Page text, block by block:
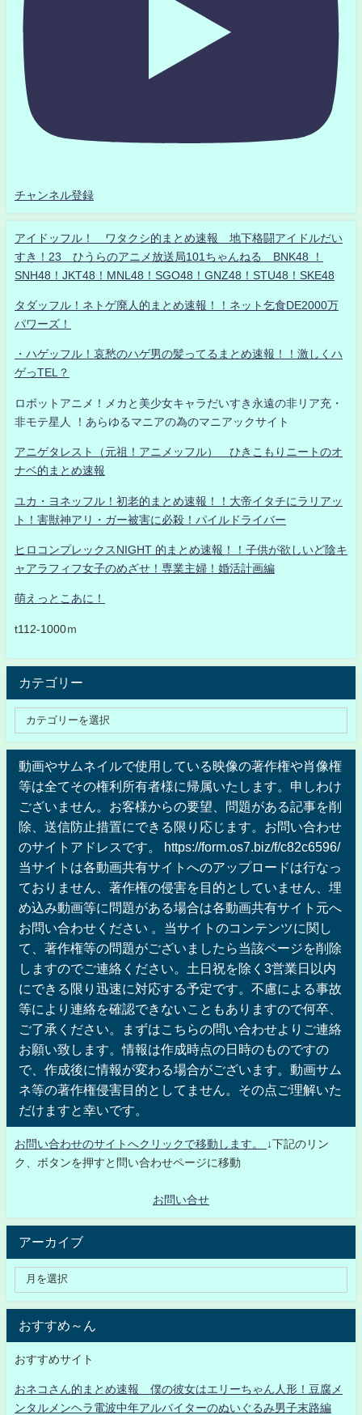
チャンネル登録
アイドッフル！ ワタクシ的まとめ速報 地下格闘アイドルだい
すき！23 ひうらのアニメ放送局101ちゃんねる BNK48 ！
SNH48！JKT48！MNL48！SGO48！GNZ48！STU48！SKE48
タダッフル！ネトゲ廃人的まとめ速報！！ネット乞食DE2000万
パワーズ！
・ハゲッフル！哀愁のハゲ男の髪ってるまとめ速報！！激しくハ
ゲっTEL？
ロボットアニメ！メカと美少女キャラだいすき永遠の非リア充・
非モテ星人 ！あらゆるマニアの為のマニアックサイト
アニゲタレスト（元祖！アニメッフル） ひきこもりニートのオ
ナベ的まとめ速報
ユカ・ヨネッフル！初老的まとめ速報！！大帝イタチにラリアッ
ト！害獣神アリ・ガー被害に必殺！パイルドライバー
ヒロコンプレックスNIGHT 的まとめ速報！！子供が欲しいど陰キ
ャアラフィフ女子のめざせ！専業主婦！婚活計画編
萌えっとこあに！
t112-1000ｍ
カテゴリー
動画やサムネイルで使用している映像の著作権や肖像権
等は全てその権利所有者様に帰属いたします。申しわけ
ございません。お客様からの要望、問題がある記事を削
除、送信防止措置にできる限り応じます。お問い合わせ
のサイトアドレスです。 https://form.os7.biz/f/c82c6596/
当サイトは各動画共有サイトへのアップロードは行なっ
ておりません、著作権の侵害を目的としていません、埋
め込み動画等に問題がある場合は各動画共有サイト元へ
お問い合わせください 。当サイトのコンテンツに関し
て、著作権等の問題がございましたら当該ページを削除
しますのでご連絡ください。土日祝を除く3営業日以内
にできる限り迅速に対応する予定です。不慮による事故
等により連絡を確認できないこともありますので何卒、
ご了承ください。まずはこちらの問い合わせよりご連絡
お願い致します。情報は作成時点の日時のものですの
で、作成後に情報が変わる場合がございます。動画サム
ネ等の著作権侵害目的としてません。その点ご理解いた
だけますと幸いです。
お問い合わせのサイトへクリックで移動します。
↓下記のリン
ク、ボタンを押すと問い合わせページに移動
お問い合せ
アーカイブ
おすすめ～ん
おすすめサイト
おネコさん的まとめ速報 僕の彼女はエリーちゃん人形！豆腐メ
ンタルメンヘラ電波中年アルバイターのぬいぐるみ男子末路編